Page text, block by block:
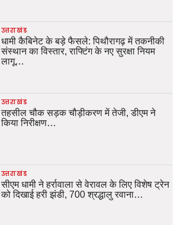
उत्तराखंड
धामी कैबिनेट के बड़े फैसले: पिथौरागढ़ में तकनीकी
संस्थान का विस्तार, राफ्टिंग के नए सुरक्षा नियम
लागू…
उत्तराखंड
तहसील चौक सड़क चौड़ीकरण में तेजी, डीएम ने
किया निरीक्षण…
उत्तराखंड
सीएम धामी ने हर्रावाला से वेरावल के लिए विशेष ट्रेन
को दिखाई हरी झंडी, 700 श्रद्धालु रवाना…